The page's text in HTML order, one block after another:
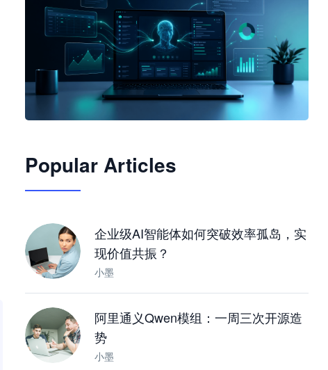
JimoClaw 桌面 AI Agent 工作台
Popular Articles
企业级AI智能体如何突破效率孤岛，实
现价值共振？
小墨
阿里通义Qwen模组：一周三次开源造
势
小墨